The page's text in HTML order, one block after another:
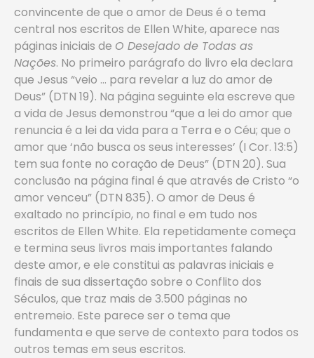
convincente de que o amor de Deus é o tema
central nos escritos de Ellen White, aparece nas
páginas iniciais de O Desejado de Todas as
Nações. No primeiro parágrafo do livro ela declara
que Jesus “veio … para revelar a luz do amor de
Deus” (DTN 19). Na página seguinte ela escreve que
a vida de Jesus demonstrou “que a lei do amor que
renuncia é a lei da vida para a Terra e o Céu; que o
amor que ‘não busca os seus interesses’ (I Cor. 13:5)
tem sua fonte no coração de Deus” (DTN 20). Sua
conclusão na página final é que através de Cristo “o
amor venceu” (DTN 835). O amor de Deus é
exaltado no princípio, no final e em tudo nos
escritos de Ellen White. Ela repetidamente começa
e termina seus livros mais importantes falando
deste amor, e ele constitui as palavras iniciais e
finais de sua dissertação sobre o Conflito dos
Séculos, que traz mais de 3.500 páginas no
entremeio. Este parece ser o tema que
fundamenta e que serve de contexto para todos os
outros temas em seus escritos.